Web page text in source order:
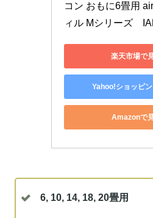
コン おもに6畳用
ィル Mシリーズ　
楽天市場で
Yahoo!ショッピ
Amazonで
6, 10, 14, 18, 20畳用